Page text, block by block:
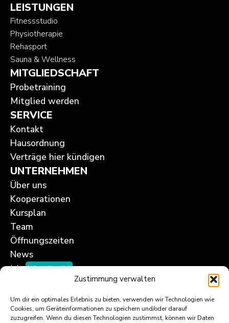
Zustimmung verwalten
Um dir ein optimales Erlebnis zu bieten, verwenden wir Technologien wie
Cookies, um Geräteinformationen zu speichern und/oder darauf
zuzugreifen. Wenn du diesen Technologien zustimmst, können wir Daten
LEISTUNGEN
Fitnessstudio
Physiotherapie
Rehasport
Sauna & Wellness
MITGLIEDSCHAFT
Probetraining
Mitglied werden
SERVICE
Kontakt
Hausordnung
Verträge hier kündigen
UNTERNEHMEN
Über uns
Kooperationen
Kursplan
Team
Öffnungszeiten
News
Jobs Wir stellen ein!